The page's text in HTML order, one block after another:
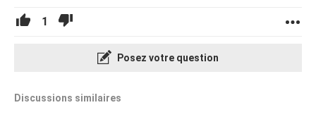
1
Posez votre question
Discussions similaires